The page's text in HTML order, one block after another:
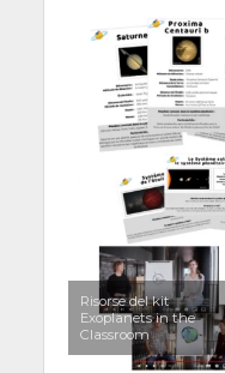
Risorse del kit
Exoplanets in the
Classroom